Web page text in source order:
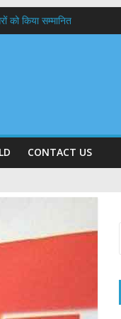
को किया सम्मानित
का किया विमोचन
CONTACT US